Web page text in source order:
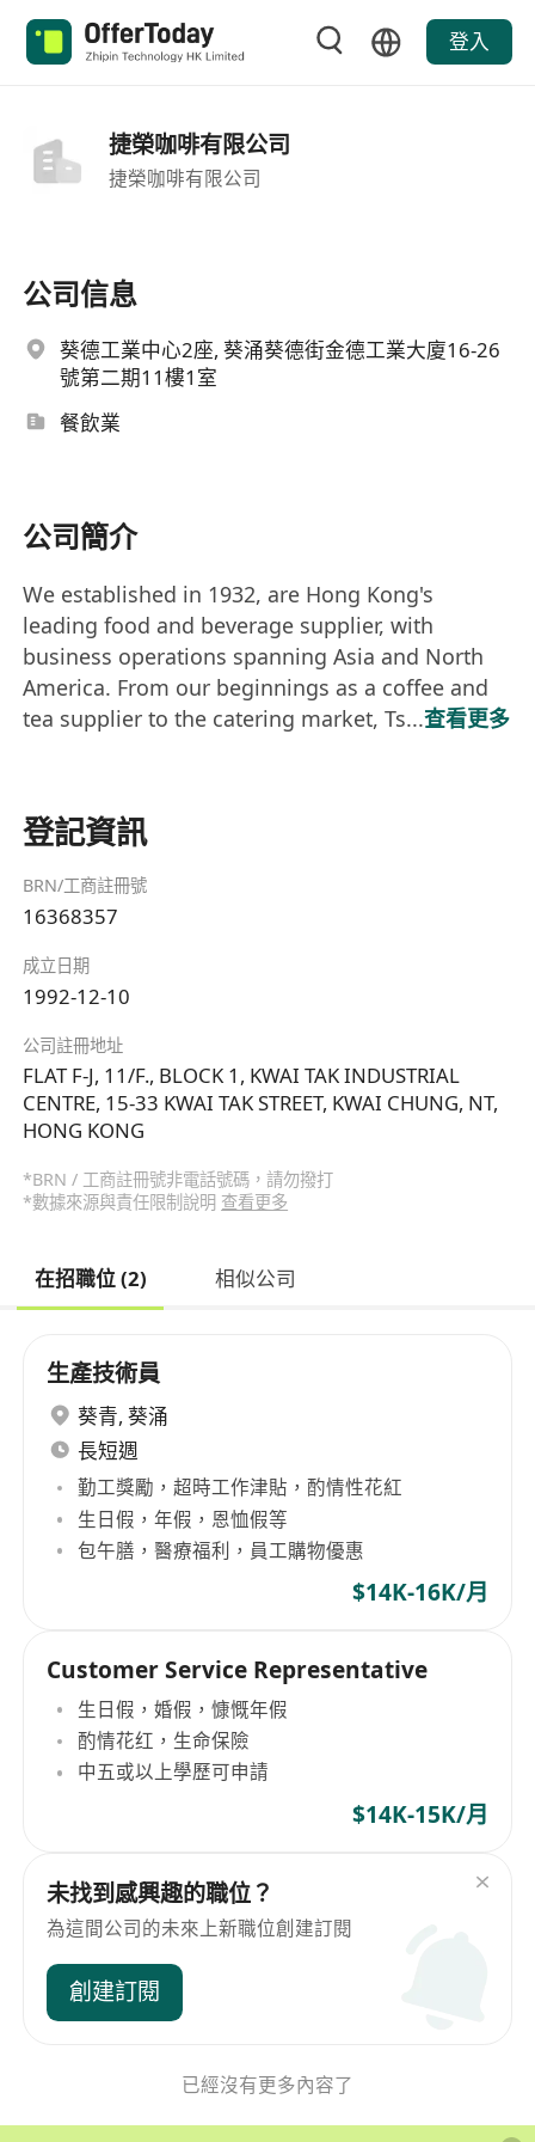
登入
捷榮咖啡有限公司
捷榮咖啡有限公司
公司信息
葵德工業中心2座, 葵涌葵德街金德工業大廈16-26
號第二期11樓1室
餐飲業
公司簡介
We established in 1932, are Hong Kong's
leading food and beverage supplier, with
business operations spanning Asia and North
America. From our beginnings as a coffee and
tea supplier to the catering market, Ts...查看更多
登記資訊
BRN/工商註冊號
16368357
成立日期
1992-12-10
公司註冊地址
FLAT F-J, 11/F., BLOCK 1, KWAI TAK INDUSTRIAL
CENTRE, 15-33 KWAI TAK STREET, KWAI CHUNG, NT,
HONG KONG
*BRN / 工商註冊號非電話號碼，請勿撥打
*數據來源與責任限制說明 查看更多
在招職位 (2) 相似公司
生產技術員
葵青, 葵涌
長短週
勤工獎勵，超時工作津貼，酌情性花紅
生日假，年假，恩恤假等
包午膳，醫療福利，員工購物優惠
$14K-16K/月
Customer Service Representative
生日假，婚假，慷慨年假
酌情花红，生命保險
中五或以上學歷可申請
$14K-15K/月
未找到感興趣的職位？
為這間公司的未來上新職位創建訂閱
創建訂閱
已經沒有更多內容了